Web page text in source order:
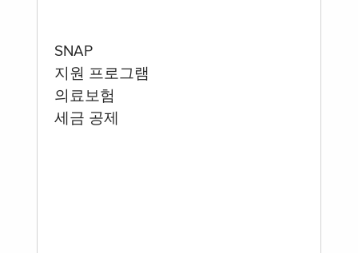
SNAP
지원 프로그램
의료보험
세금 공제